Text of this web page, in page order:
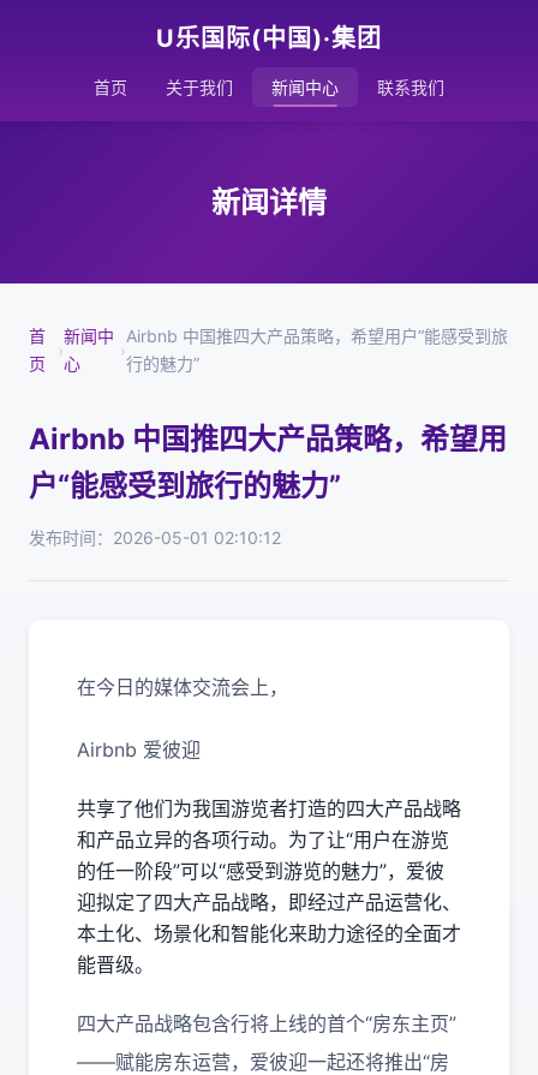
U乐国际(中国)·集团
首页 关于我们 新闻中心 联系我们
新闻详情
首
页
›
新闻中
心
›
Airbnb 中国推四大产品策略，希望用户“能感受到旅
行的魅力”
Airbnb 中国推四大产品策略，希望用
户“能感受到旅行的魅力”
发布时间：2026-05-01 02:10:12
在今日的媒体交流会上，
Airbnb 爱彼迎
共享了他们为我国游览者打造的四大产品战略
和产品立异的各项行动。为了让“用户在游览
的任一阶段”可以“感受到游览的魅力”，爱彼
迎拟定了四大产品战略，即经过产品运营化、
本土化、场景化和智能化来助力途径的全面才
能晋级。
四大产品战略包含行将上线的首个“房东主页”
——赋能房东运营，爱彼迎一起还将推出“房